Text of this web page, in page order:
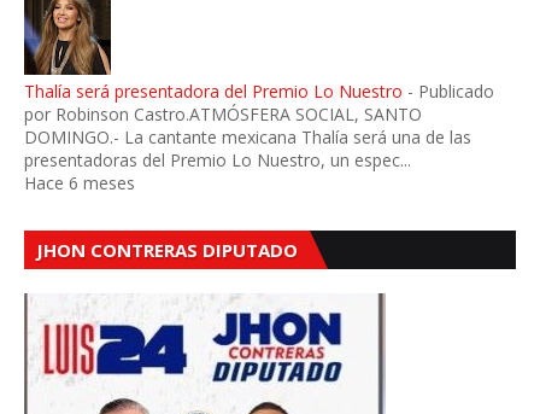
Thalía será presentadora del Premio Lo Nuestro - Publicado
por Robinson Castro.ATMÓSFERA SOCIAL, SANTO
DOMINGO.- La cantante mexicana Thalía será una de las
presentadoras del Premio Lo Nuestro, un espec...
Hace 6 meses
JHON CONTRERAS DIPUTADO